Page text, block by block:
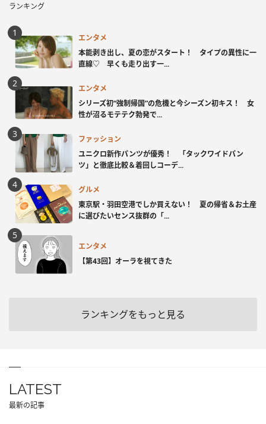
ランキング
エンタメ
本能剥き出し、夏の恋がスタート！ タイプの異性に一
直線♡ 早くも走り出す一...
エンタメ
シリーズ初“強制帰国”の危機と今シーズン初キス！ 女
性が沼るモテテク勃発で...
ファッション
ユニクロ新作パンツが優秀！ 「タックワイドパン
ツ」と徹底比較＆着回しコーデ...
グルメ
東京駅・羽田空港でしか買えない！ 夏の帰省＆お土産
に選びたいセンス抜群の「...
エンタメ
【第43回】オーラを視てきた
ランキングをもっと見る
LATEST
最新の記事